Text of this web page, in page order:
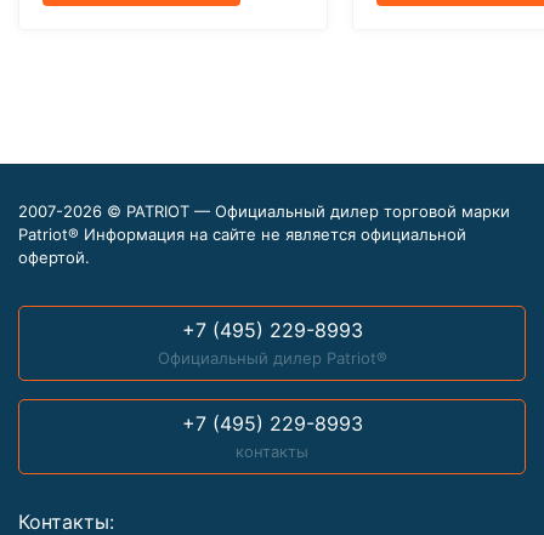
2007-2026 © PATRIOT — Официальный дилер торговой марки
Patriot® Информация на сайте не является официальной
офертой.
+7 (495) 229-8993
Официальный дилер Patriot®
+7 (495) 229-8993
контакты
Контакты: